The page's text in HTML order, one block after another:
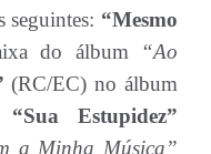
seguintes: “Mesmo
do álbum “Ao
(RC/EC) no álbum
“Sua Estupidez”
a Minha Música”